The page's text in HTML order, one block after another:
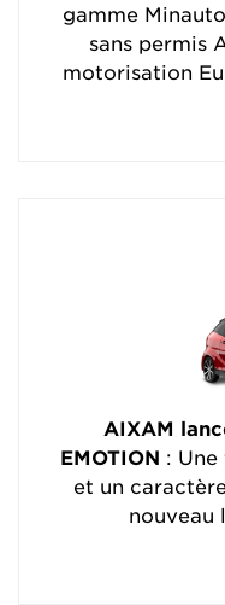
gamme
sans permis
motorisation
AIXAM
EMOTION :
et un
nouveau